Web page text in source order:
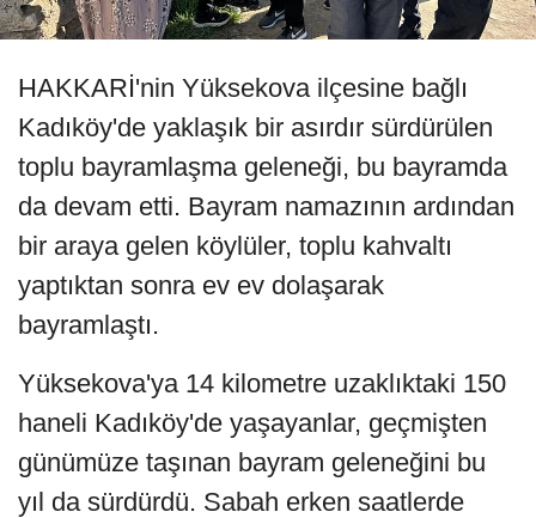
HAKKARİ'nin Yüksekova ilçesine bağlı
Kadıköy'de yaklaşık bir asırdır sürdürülen
toplu bayramlaşma geleneği, bu bayramda
da devam etti. Bayram namazının ardından
bir araya gelen köylüler, toplu kahvaltı
yaptıktan sonra ev ev dolaşarak
bayramlaştı.
Yüksekova'ya 14 kilometre uzaklıktaki 150
haneli Kadıköy'de yaşayanlar, geçmişten
günümüze taşınan bayram geleneğini bu
yıl da sürdürdü. Sabah erken saatlerde